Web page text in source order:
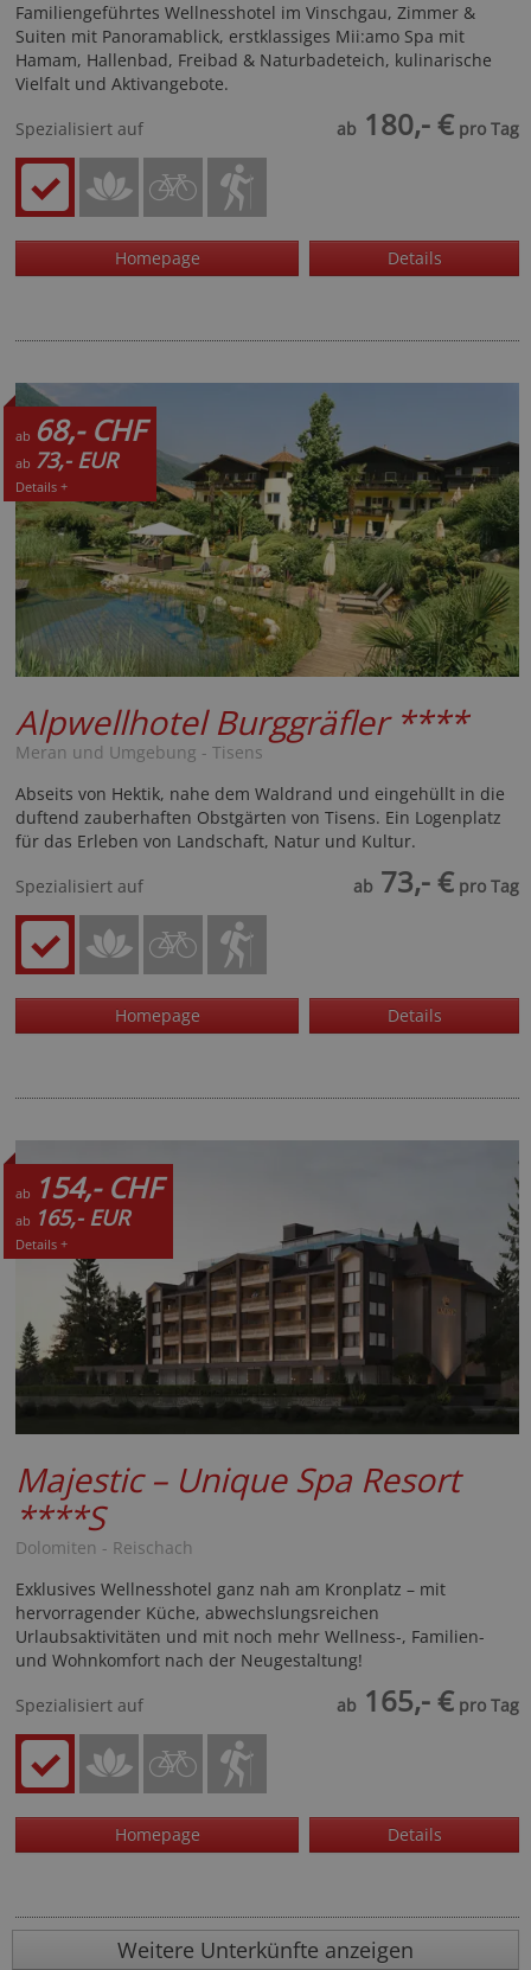
Familiengeführtes Wellnesshotel im Vinschgau, Zimmer &
Suiten mit Panoramablick, erstklassiges Mii:amo Spa mit
Hamam, Hallenbad, Freibad & Naturbadeteich, kulinarische
Vielfalt und Aktivangebote.
Spezialisiert auf
ab 180,- € pro Tag
Homepage Details
ab 68,- CHF
ab 73,- EUR
Details +
Alpwellhotel Burggräfler ****
Meran und Umgebung - Tisens
Abseits von Hektik, nahe dem Waldrand und eingehüllt in die
duftend zauberhaften Obstgärten von Tisens. Ein Logenplatz
für das Erleben von Landschaft, Natur und Kultur.
Spezialisiert auf
ab 73,- € pro Tag
Homepage Details
ab 154,- CHF
ab 165,- EUR
Details +
Majestic – Unique Spa Resort
****S
Dolomiten - Reischach
Exklusives Wellnesshotel ganz nah am Kronplatz – mit
hervorragender Küche, abwechslungsreichen
Urlaubsaktivitäten und mit noch mehr Wellness-, Familien-
und Wohnkomfort nach der Neugestaltung!
Spezialisiert auf
ab 165,- € pro Tag
Homepage Details
Weitere Unterkünfte anzeigen